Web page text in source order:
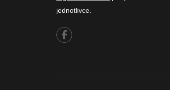
jednotlivce.